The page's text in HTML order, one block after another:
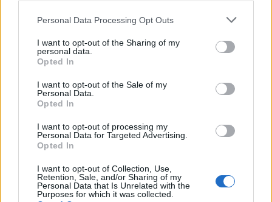
Personal Data Processing Opt Outs
I want to opt-out of the Sharing of my
personal data.
Opted In
I want to opt-out of the Sale of my
Personal Data.
Opted In
I want to opt-out of processing my
Personal Data for Targeted Advertising.
Opted In
I want to opt-out of Collection, Use,
Retention, Sale, and/or Sharing of my
Personal Data that Is Unrelated with the
Purposes for which it was collected.
gość
Forum:
Zmiany na tylnej ścianie gardła
podniebieniu od ponad miesiąca utrzymują się biało
żółte zmiany,lekarz podejrzewał infekcję,dał antybiotyk
gość